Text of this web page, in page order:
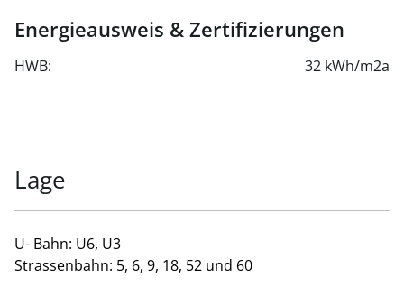
Energieausweis & Zertifizierungen
HWB: 32 kWh/m2a
Lage
U- Bahn: U6, U3
Strassenbahn: 5, 6, 9, 18, 52 und 60